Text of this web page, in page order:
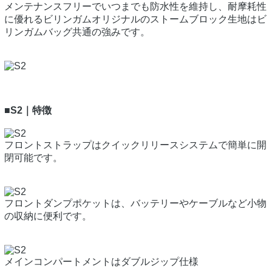
メンテナンスフリーでいつまでも防水性を維持し、耐摩耗性
に優れるビリンガムオリジナルのストームブロック生地はビ
リンガムバッグ共通の強みです。
■S2｜特徴
フロントストラップはクイックリリースシステムで簡単に開
閉可能です。
フロントダンプポケットは、バッテリーやケーブルなど小物
の収納に便利です。
メインコンパートメントはダブルジップ仕様